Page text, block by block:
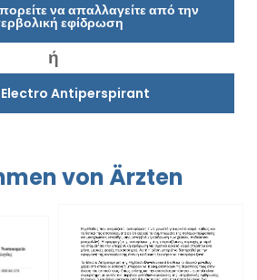
να απαλλαγείτε από την
εφίδρωση
ή
Electro Antiperspirant
von Ärzten